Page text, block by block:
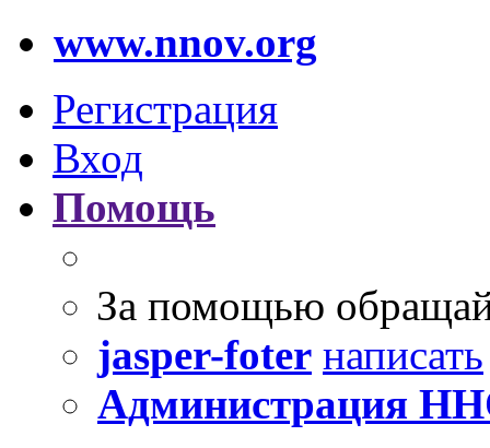
www.nnov.org
Регистрация
Вход
Помощь
За помощью
jasper-foter написать
Администрация